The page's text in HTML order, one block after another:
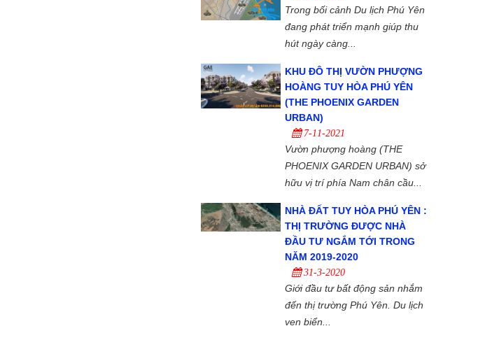
Trong bối cảnh Du lịch Phú Yên
đang phát triển mạnh giúp thu
hút ngày càng...
KHU ĐÔ THỊ VƯỜN PHƯỢNG
HOÀNG TUY HÒA PHÚ YÊN
(THE PHOENIX GARDEN
URBAN)
7-11-2021
Vườn phượng hoàng (THE
PHOENIX GARDEN URBAN) sở
hữu vị trí phía Nam chân cầu...
NHÀ ĐẤT TUY HÒA PHÚ YÊN :
THỊ TRƯỜNG ĐƯỢC NHÀ
ĐẦU TƯ NGẮM TỚI TRONG
NĂM 2019-2020
31-3-2020
Giới đầu tư bất động sản nhắm
đến thị trường Phú Yên. Du lịch
ven biển...